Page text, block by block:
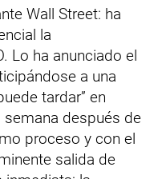
Wall Street: ha
la
Lo ha anunciado el
a una
tardar” en
después de
proceso y con el
salida de